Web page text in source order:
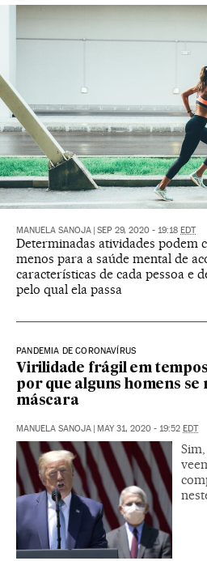
MANUELA SANOJA SEP 29, 2020 - 19:18 EDT
Determinadas atividades podem
menos para a saúde mental de
características de cada pessoa e
pelo qual ela passa
PANDEMIA DE CORONAVÍRUS
Virilidade frágil em
por que alguns homens se
máscara
MANUELA SANOJA MAY 31, 2020 - 19:52 EDT